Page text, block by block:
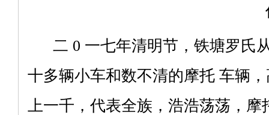
二 0 一七年清明节，铁塘罗氏
十多辆小车和数不清的摩托 车辆
上一千，代表全族，浩浩荡荡，